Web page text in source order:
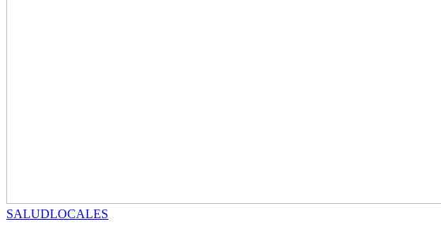
SALUDLOCALES